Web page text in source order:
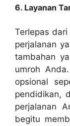
6. Layanan
Terlepas
perjalanan
tambahan
umroh
opsional
pendidikan,
perjalanan
begitu